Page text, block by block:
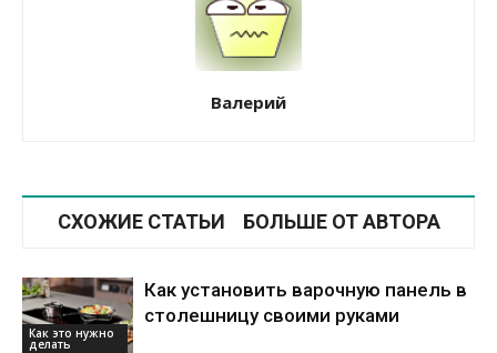
Валерий
СХОЖИЕ СТАТЬИ БОЛЬШЕ ОТ АВТОРА
Как это нужно
делать
Как установить варочную панель в
столешницу своими руками